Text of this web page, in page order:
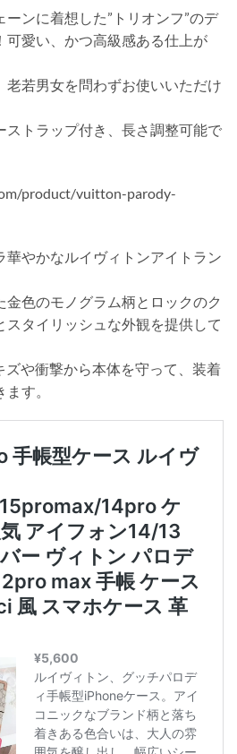
ンに着想した”トリオンフ”のデ
可愛い、かつ高級感ある仕上が
老若男女を問わずお使いいただけ
ストラップ付き、長さ調整可能で
product/vuitton-parody-
華やかなルイヴィトンアイトラン
金色のモノグラム柄とロックのク
スタイリッシュな外観を提供して
ズや衝撃から本体を守って、装着
す。